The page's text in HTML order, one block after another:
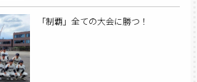
「制覇」全ての大会に勝つ！